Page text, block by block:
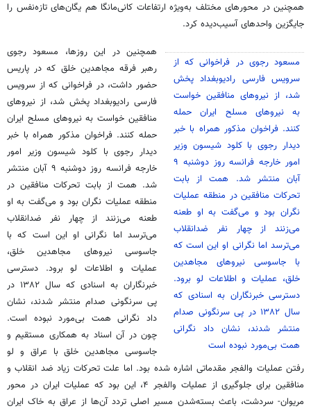
همچنین در محورهای مختلف به‌ویژه ارتفاعات کانی‌مانگا هم یگان‌های تازه‌نفس را
جایگزین واحدهای آسیب‌دیده کرد.
مسعود رجوی در فراخوانی که از
سرویس فارسی رادیوبغداد پخش
شد، از نیروهای منافقین خواست
به نیروهای مسلح ایران حمله
کنند. فراخوان مذکور همراه با خبر
دیدار رجوی با کلود شیسون وزیر
امور خارجه فرانسه روز دوشنبه ۹
آبان منتشر شد. همت از بابت
تحرکات منافقین در منطقه عملیات
نگران بود و می‌گفت به او طعنه
می‌زنند از چهار نفر ضدانقلاب
می‌ترسد اما نگرانی او این است که
با جاسوسی نیروهای مجاهدین
خلق، عملیات و اطلاعات لو برود.
دسترسی خبرنگاران به اسنادی که
سال ۱۳۸۲ در پی سرنگونی صدام
منتشر شدند، نشان داد نگرانی
همت بی‌مورد نبوده است
همچنین در این روزها، مسعود رجوی
رهبر فرقه مجاهدین خلق که در پاریس
حضور داشت، در فراخوانی که از سرویس
فارسی رادیوبغداد پخش شد، از نیروهای
منافقین خواست به نیروهای مسلح ایران
حمله کنند. فراخوان مذکور همراه با خبر
دیدار رجوی با کلود شیسون وزیر امور
خارجه فرانسه روز دوشنبه ۹ آبان منتشر
شد. همت از بابت تحرکات منافقین در
منطقه عملیات نگران بود و می‌گفت به او
طعنه می‌زنند از چهار نفر ضدانقلاب
می‌ترسد اما نگرانی او این است که با
جاسوسی نیروهای مجاهدین خلق،
عملیات و اطلاعات لو برود. دسترسی
خبرنگاران به اسنادی که سال ۱۳۸۲ در
پی سرنگونی صدام منتشر شدند، نشان
داد نگرانی همت بی‌مورد نبوده است.
چون در آن اسناد به همکاری مستقیم و
جاسوسی مجاهدین خلق با عراق و لو
رفتن عملیات والفجر مقدماتی اشاره شده بود. اما علت تحرکات زیاد ضد انقلاب و
منافقین برای جلوگیری از عملیات والفجر ۴، این بود که عملیات ایران در محور
مریوان- سردشت، باعث بسته‌شدن مسیر اصلی تردد آن‌ها از عراق به خاک ایران